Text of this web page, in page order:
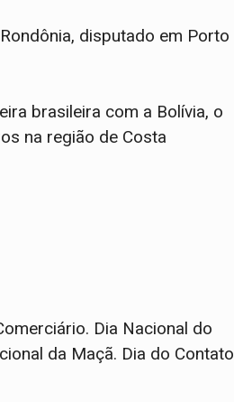
disputado em Porto
brasileira com a Bolívia, o
na região de Costa
Dia Nacional do
da Maçã. Dia do Contato